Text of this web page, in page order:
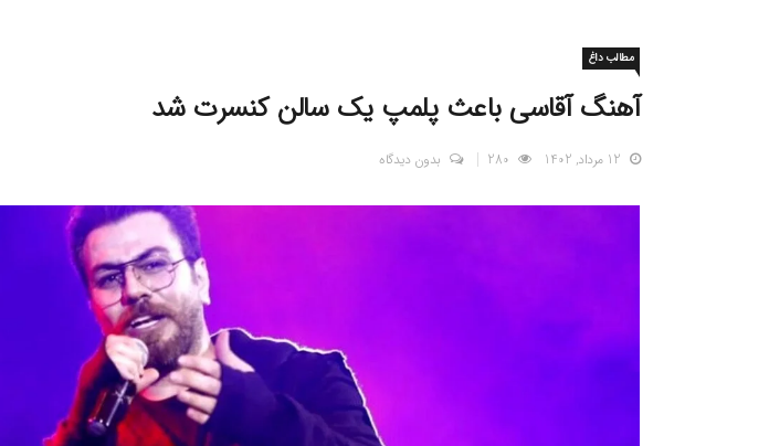
مطالب داغ
آهنگ آقاسی باعث پلمپ یک سالن کنسرت شد
12 مرداد, 1402 بدون دیدگاه